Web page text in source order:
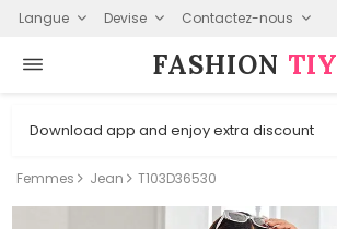
Langue Devise Contactez-nous
FASHION⁠ TIY
Download app and enjoy extra discount
Femmes Jean T103D36530